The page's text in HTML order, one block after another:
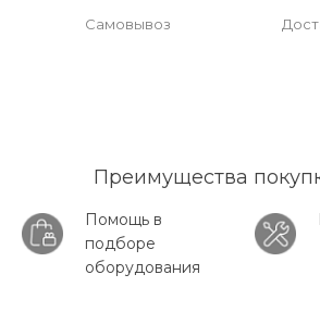
Самовывоз
Преимущества
Помощь в
подборе
оборудования